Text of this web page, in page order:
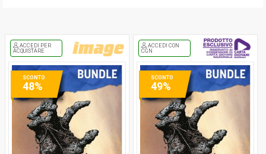
ACCEDI PER
ACQUISTARE
SCONTO
48%
ACCEDI CON
CGN
SCONTO
49%